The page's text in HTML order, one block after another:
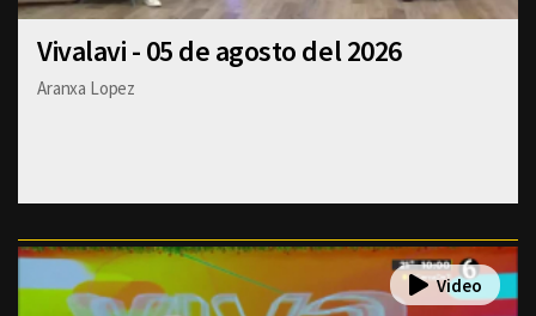
Vivalavi - 05 de agosto del 2026
Aranxa Lopez